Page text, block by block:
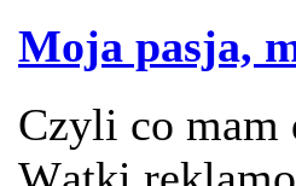
Moja pasja,
Czyli co mam